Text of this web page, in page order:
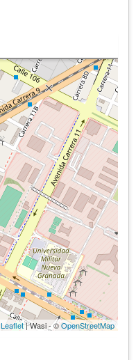
Leaflet| Wasi - ©OpenStreetMap